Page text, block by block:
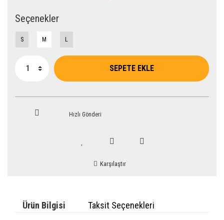
Seçenekler
S M L
SEPETE EKLE
Hızlı Gönderi
Karşılaştır
Ürün Bilgisi Taksit Seçenekleri